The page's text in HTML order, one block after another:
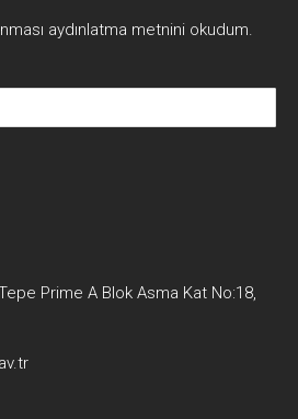
aydınlatma metnini okudum.
Prime A Blok Asma Kat No:18,